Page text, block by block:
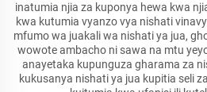
inatumia njia za kuponya hewa kwa
kwa kutumia vyanzo vya nishati
mfumo wa juakali wa nishati ya jua,
wowote ambacho ni sawa na mtu
anayetaka kupunguza gharama za
kukusanya nishati ya jua kupitia seli